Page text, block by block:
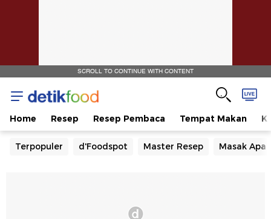
SCROLL TO CONTINUE WITH CONTENT
Home Resep Resep Pembaca Tempat Makan
Terpopuler d'Foodspot Master Resep Masak Apa